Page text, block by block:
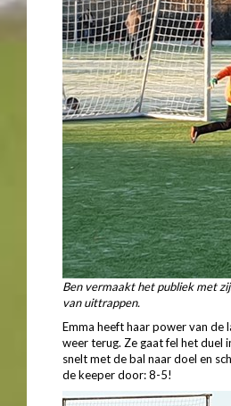
Ben vermaakt het publiek met
van uittrappen.
Emma heeft haar power van de
weer terug. Ze gaat fel het duel
snelt met de bal naar doel en
de keeper door: 8-5!